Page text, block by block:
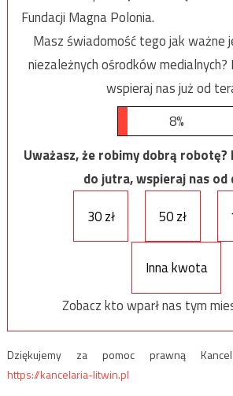
Fundacji Magna Polonia.
Masz świadomość tego jak ważne
niezależnych ośrodków
wspieraj nas już od
8%
Uważasz, że robimy dobrą robotę?
do jutra, wspieraj nas od
30 zł
50 zł
Inna kwota
Zobacz kto wparł nas tym
Dziękujemy za pomoc prawną
https://kancelaria-litwin.pl